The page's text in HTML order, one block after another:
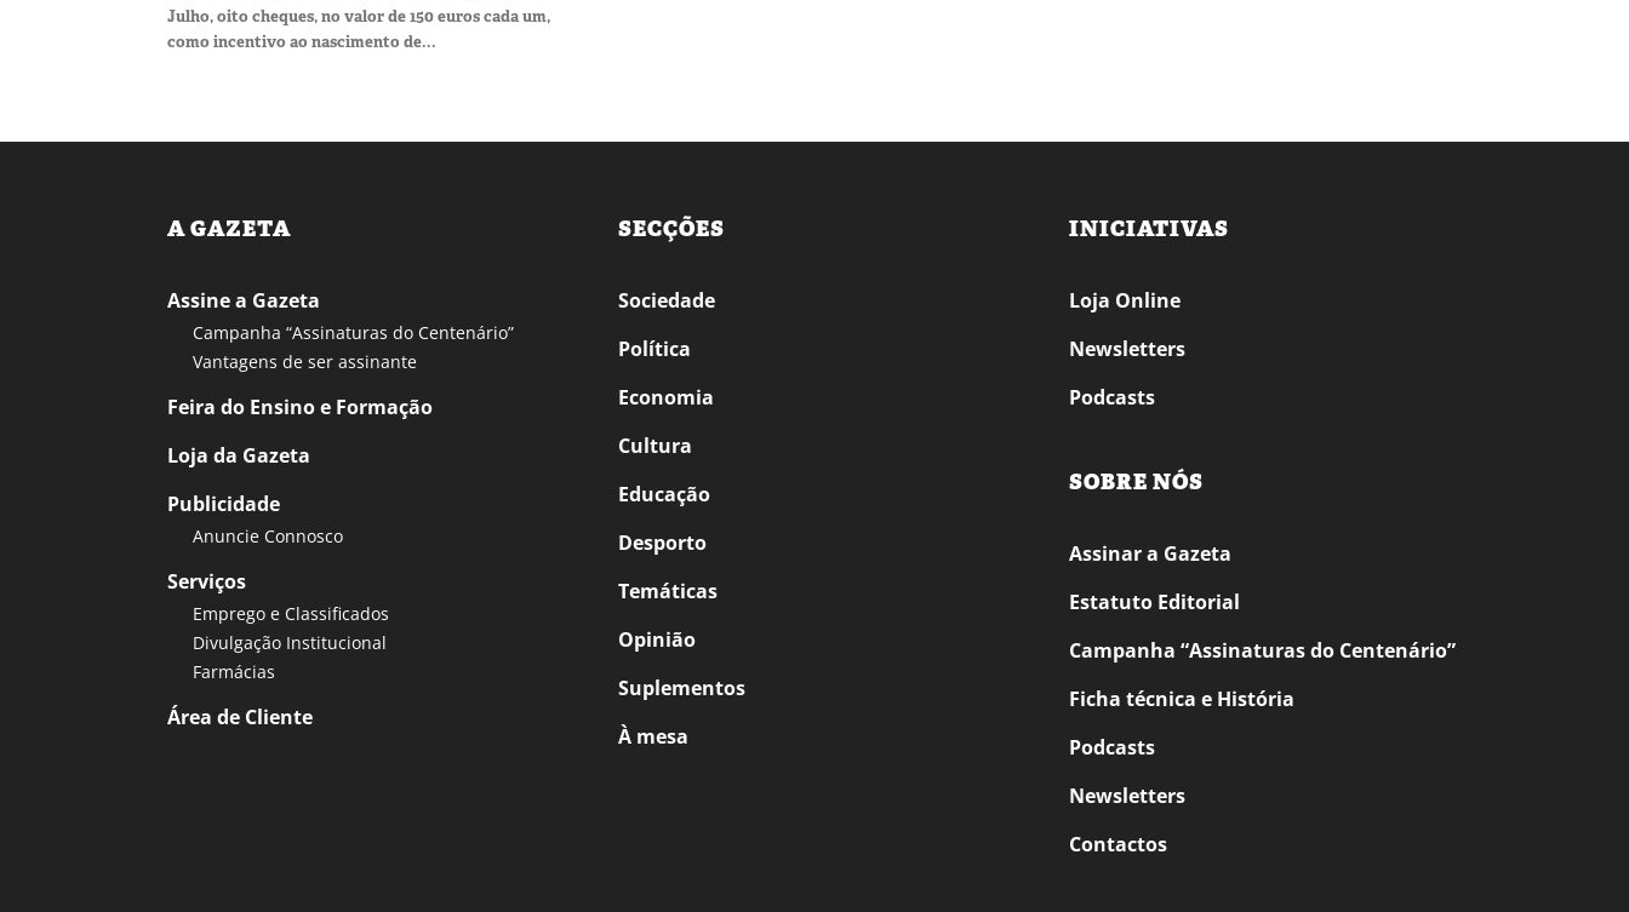
Julho, oito cheques, no valor de 150 euros cada um,
como incentivo ao nascimento de...
A GAZETA
Assine a Gazeta
Campanha “Assinaturas do Centenário”
Vantagens de ser assinante
Feira do Ensino e Formação
Loja da Gazeta
Publicidade
Anuncie Connosco
Serviços
Emprego e Classificados
Divulgação Institucional
Farmácias
Área de Cliente
SECÇÕES
Sociedade
Política
Economia
Cultura
Educação
Desporto
Temáticas
Opinião
Suplementos
À mesa
INICIATIVAS
Loja Online
Newsletters
Podcasts
SOBRE NÓS
Assinar a Gazeta
Estatuto Editorial
Campanha “Assinaturas do Centenário”
Ficha técnica e História
Podcasts
Newsletters
Contactos